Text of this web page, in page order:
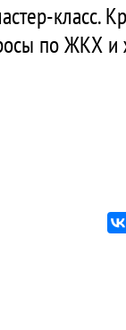
класс.
по ЖКХ